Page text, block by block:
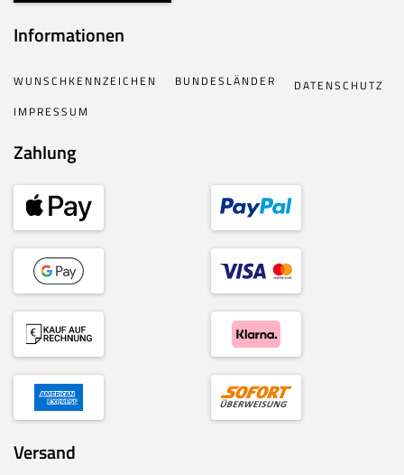
Informationen
WUNSCHKENNZEICHEN BUNDESLÄNDER
DATENSCHUTZ
IMPRESSUM
Zahlung
Versand